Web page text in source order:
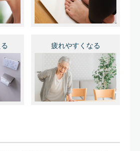
疲れやすくなる